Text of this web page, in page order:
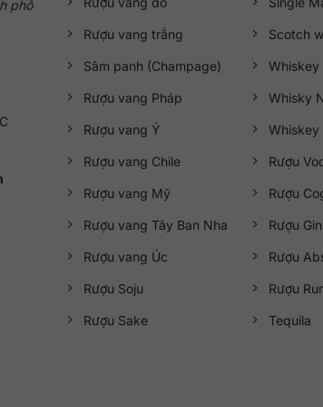
hợp giữa hương vị vodka tinh khiết và thiết kế chai
giá cạnh tranh.
qkawine@gmail.com
(Hải Đăng City), Phường Mỹ Đình 2, Quận Nam Từ
phố
Rượu vang trắng
Sâm panh (Champage)
Rượu vang Pháp
Rượu vang Ý
Rượu vang Chile
Rượu vang Mỹ
Rượu vang Tây Ban Nha
Rượu vang Úc
Rượu Soju
Rượu Sake
Scotch
Whiskey
Whisky
Whiskey
Rượu
Rượu
Rượu Gin
Rượu
Rượu
Tequila